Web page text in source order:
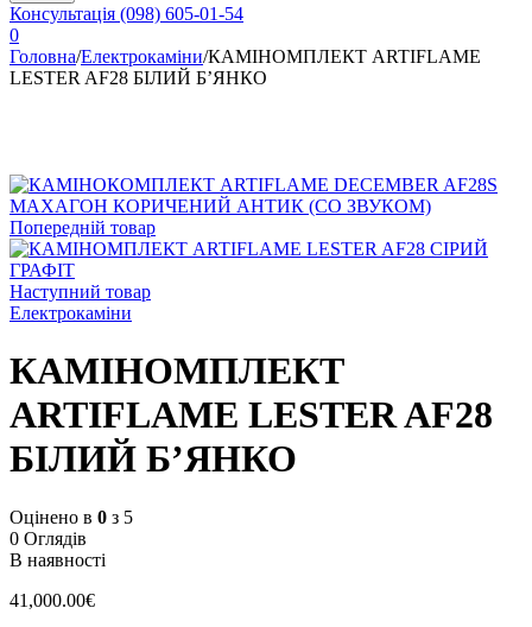
Консультація (098) 605-01-54
0
Головна/Електрокаміни/КАМІНОМПЛЕКТ ARTIFLAME
LESTER AF28 БІЛИЙ Б’ЯНКО
Попередній товар
Наступний товар
Електрокаміни
КАМІНОМПЛЕКТ
ARTIFLAME LESTER AF28
БІЛИЙ Б’ЯНКО
Оцінено в 0 з 5
0 Оглядів
В наявності
41,000.00€